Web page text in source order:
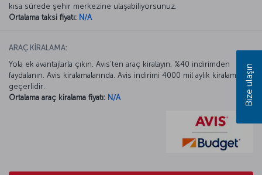
kısa sürede şehir merkezine ulaşabiliyorsunuz.
Ortalama taksi fiyatı: N/A
ARAÇ KİRALAMA:
Yola ek avantajlarla çıkın. Avis’ten araç kiralayın, %40 indirimden
faydalanın. Avis kiralamalarında. Avis indirimi 4000 mil aylık kiralamada
geçerlidir.
Ortalama araç kiralama fiyatı: N/A Bize ulaşın